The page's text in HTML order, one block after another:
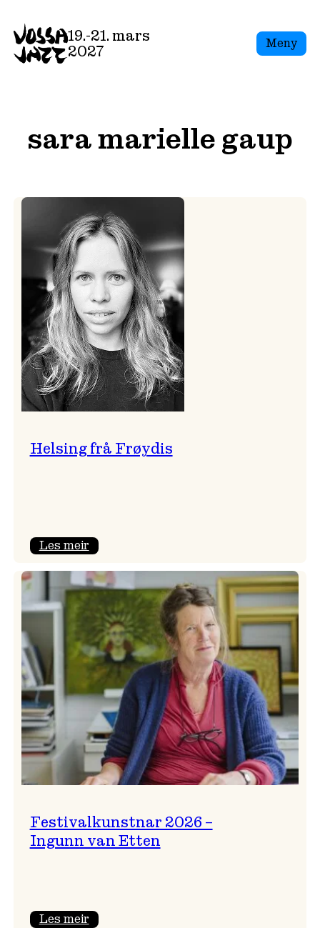
to
content
19.-21. mars
2027
Meny
sara marielle gaup
Helsing frå Frøydis
Les meir:
frå
Frøydis
Festivalkunstnar 2026 –
Ingunn van Etten
Les meir: